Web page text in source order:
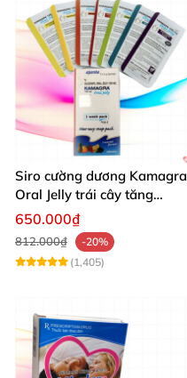
Siro cường dương Kamagra
Oral Jelly trái cây tăng
cường sinh lý nam
650.000₫
812.000₫
-20%
(1,405)